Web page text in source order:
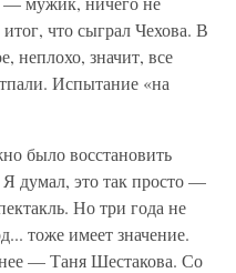
что сыграл Чехова. В
неплохо, значит, все
Испытание «на
было восстановить
думал, это так просто —
Но три года не
тоже имеет значение.
— Таня Шестакова. Со